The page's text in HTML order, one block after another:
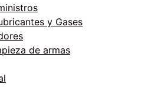
y Gases
de armas